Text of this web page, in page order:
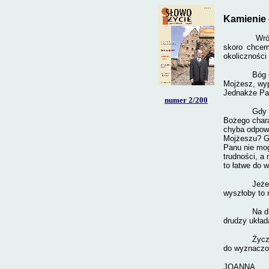
numer 2/200
Wróg to
skoro
okoliczności
Bóg
Mojżesz,
Jednakże
Gdy
Bożego
chyba
Mojżeszu?
Panu nie
trudności, a
to łatwe do
wyszłoby to
Na
drudzy
do
JOANNA